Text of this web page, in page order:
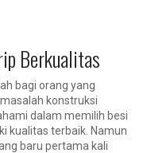
Berkualitas
bagi orang yang
konstruksi
dalam memilih besi
kualitas terbaik. Namun
baru pertama kali